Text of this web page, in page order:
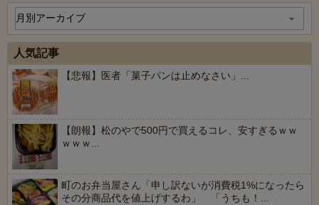
人気記事
【悲報】医者「菓子パンは止めなさい」...
【朗報】松のやで500円で買えるコレ、安すぎるｗｗ
ｗｗｗ...
町のお弁当屋さん「申し訳ないが消費税1%になったら
その分商品代を値上げするわ」 「うちも！...